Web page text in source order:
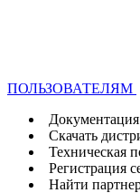
ПОЛЬЗОВАТЕЛЯМ
Документация
Скачать
Техническая
Регистрация
Найти